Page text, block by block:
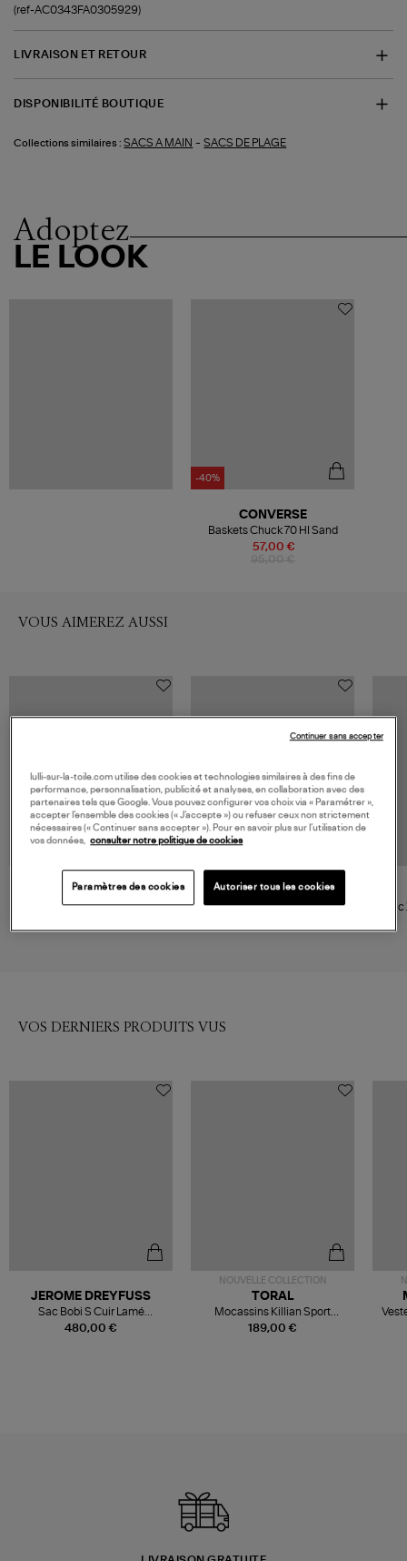
(ref-AC0343FA0305929)
LIVRAISON ET RETOUR
DISPONIBILITÉ BOUTIQUE
Collections similaires : SACS A MAIN -SACS DE PLAGE
Adoptez
LE LOOK
-40%
57,00 €
CONVERSE
Baskets Chuck 70 HI Sand
VOUS AIMEREZ AUSSI
GANNI
Sac Hobo Mini Grained White
GANNI
Sac Small Bou Oyster Gray
VOS DERNIERS PRODUITS VUS
480,00 €
JEROME DREYFUSS
Sac Bobi S Cuir Lamé
Champagne
NOUVELLE COLLECTION
189,00 €
TORAL
Mocassins Killian Sport
Mousse
lulli-sur-la-toile.com utilise des cookies et technologies similaires à des fins de
performance, personnalisation, publicité et analyses, en collaboration avec des
partenaires tels que Google. Vous pouvez configurer vos choix via « Paramétrer »,
accepter l’ensemble des cookies (« J’accepte ») ou refuser ceux non strictement
nécessaires (« Continuer sans accepter »). Pour en savoir plus sur l’utilisation de
vos données, consulter notre politique de cookies
Paramètres des cookies Autoriser tous les cookies
Continuer sans accepter